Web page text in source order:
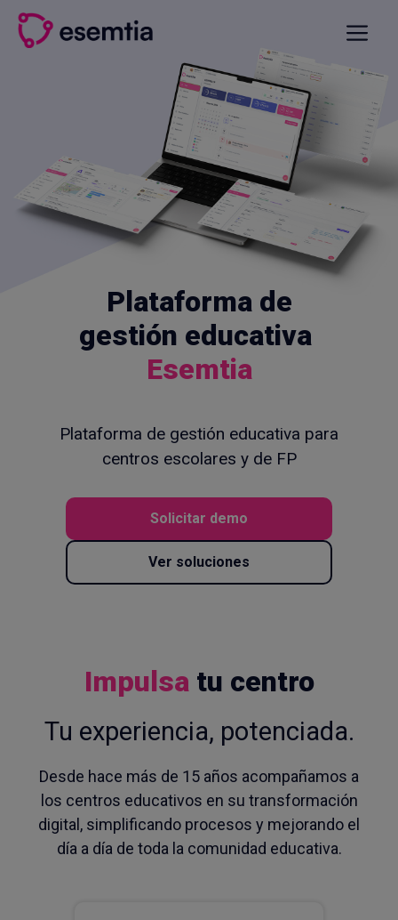
Saltar
Plataforma de
gestión educativa
Esemtia
Plataforma de gestión educativa para
centros escolares y de FP
Solicitar demo
Ver soluciones
Impulsatu centro
Tu experiencia, potenciada.
Desde hace más de 15 años acompañamos a
los centros educativos en su transformación
digital, simplificando procesos y mejorando el
día a día de toda la comunidad educativa.